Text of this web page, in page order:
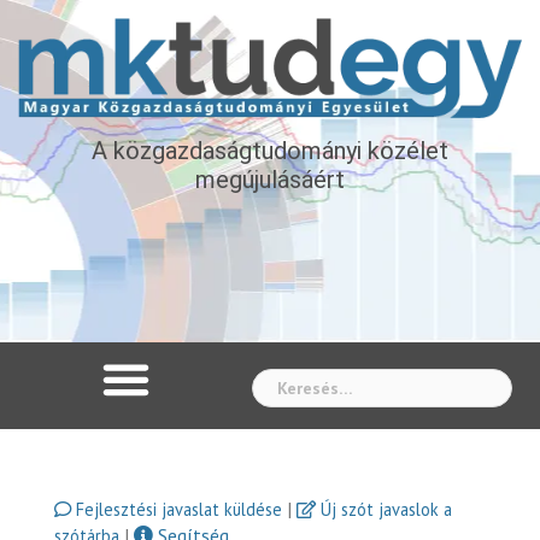
A közgazdaságtudományi közélet
megújulásáért
Fejlesztési javaslat küldése |
Új szót javaslok a
szótárba | Segítség